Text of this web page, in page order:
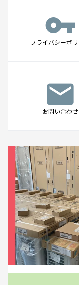
vpn_key
プライバシーポ
mail
お問い合わせ